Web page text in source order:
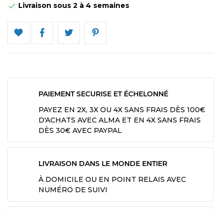
 Livraison sous 2 à 4 semaines
PAIEMENT SECURISE ET ÉCHELONNÉ
PAYEZ EN 2X, 3X OU 4X SANS FRAIS DÈS 100€
D'ACHATS AVEC ALMA ET EN 4X SANS FRAIS
DÈS 30€ AVEC PAYPAL
LIVRAISON DANS LE MONDE ENTIER
À DOMICILE OU EN POINT RELAIS AVEC
NUMÉRO DE SUIVI